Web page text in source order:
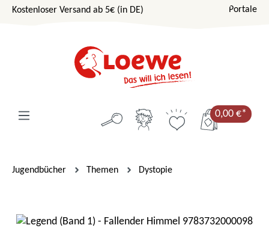
Zum Hauptinhalt springen
Kostenloser Versand ab 5€ (in DE) Portale
0,00 €*
Jugendbücher Themen Dystopie
Bildergalerie überspringen